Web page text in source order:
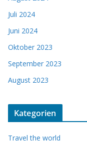
Juli 2024
Juni 2024
Oktober 2023
September 2023
August 2023
Kategorien
Travel the world